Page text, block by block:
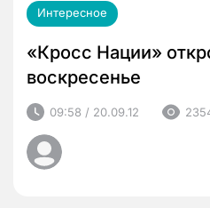
Интересное
«Кросс Нации»
воскресенье
09:58 / 20.09.12